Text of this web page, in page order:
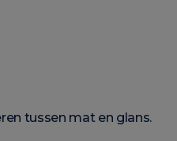
tussen mat en glans.